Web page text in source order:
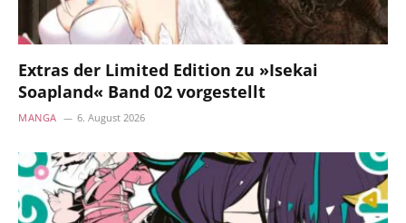
Extras der Limited Edition zu »Isekai
Soapland« Band 02 vorgestellt
MANGA 6. August 2026